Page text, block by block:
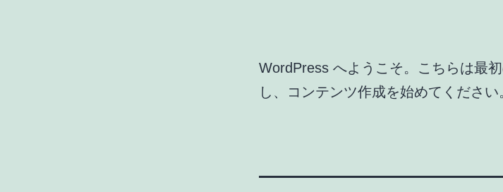
WordPress へようこそ。こちらは最
し、コンテンツ作成を始めてください